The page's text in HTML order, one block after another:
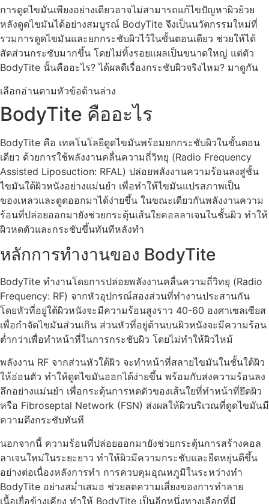
การดูดไขมันเพียงอย่างเดียวอาจไม่สามารถแก้ไขปัญหาผิวย้วย
หลังดูดไขมันได้อย่างสมบูรณ์ BodyTite จึงเป็นนวัตกรรมใหม่ที่
รวมการดูดไขมันและยกกระชับผิวไว้ในขั้นตอนเดียว ช่วยให้ได้
สัดส่วนกระชับมากขึ้น โดยไม่ทิ้งรอยแผลเป็นขนาดใหญ่ แต่ตัว
BodyTite นั้นคืออะไร? ได้ผลดีเรื่องกระชับผิวจริงไหม? มาดูกัน
เลือกอ่านตามหัวข้อด้านล่าง
BodyTite คืออะไร
BodyTite คือ เทคโนโลยีดูดไขมันพร้อมยกกระชับผิวในขั้นตอน
เดียว ด้วยการใช้พลังงานคลื่นความถี่วิทยุ (Radio Frequency
Assisted Liposuction: RFAL) ปล่อยพลังงานความร้อนลงสู่ชั้น
ไขมันใต้ผิวหนังอย่างแม่นยำ เพื่อทำให้ไขมันแปรสภาพเป็น
ของเหลวและดูดออกมาได้ง่ายขึ้น ในขณะเดียวกันพลังงานความ
ร้อนที่ปล่อยออกมายังช่วยกระตุ้นเส้นใยคอลลาเจนในชั้นผิว ทำให้
ผิวหดตัวและกระชับขึ้นทันทีหลังทำ
หลักการทำงานของ BodyTite
BodyTite ทำงานโดยการปล่อยพลังงานคลื่นความถี่วิทยุ (Radio
Frequency: RF) จากหัวอุปกรณ์สองส่วนที่ทำงานประสานกัน
โดยหัวที่อยู่ใต้ผิวหนังจะมีความร้อนสูงราว 40-60 องศาเซลเซียส
เพื่อกำจัดไขมันส่วนเกิน ส่วนหัวที่อยู่ด้านบนผิวหนังจะมีความร้อน
ต่ำกว่าเพื่อทำหน้าที่ในการกระชับผิว โดยไม่ทำให้ผิวไหม้
พลังงาน RF จากส่วนหัวใต้ผิว จะทำหน้าที่สลายไขมันในชั้นใต้ผิว
ให้อ่อนตัว ทำให้ดูดไขมันออกได้ง่ายขึ้น พร้อมกับส่งความร้อนลง
ลึกอย่างแม่นยำ เพื่อกระตุ้นการหดตัวของเส้นใยที่ทำหน้าที่ยึดผิว
หรือ Fibroseptal Network (FSN) ส่งผลให้ผิวบริเวณที่ดูดไขมันมี
ความตึงกระชับทันที
นอกจากนี้ ความร้อนที่ปล่อยออกมายังช่วยกระตุ้นการสร้างคอล
ลาเจนใหม่ในระยะยาว ทำให้ผิวมีความกระชับและยืดหยุ่นดีขึ้น
อย่างต่อเนื่องหลังการทำ การควบคุมอุณหภูมิในระหว่างทำ
BodyTite อย่างสม่ำเสมอ ช่วยลดความเสี่ยงของการทำลาย
เนื้อเยื่อข้างเคียง ทำให้ BodyTite เป็นอีกหนึ่งทางเลือกที่มี